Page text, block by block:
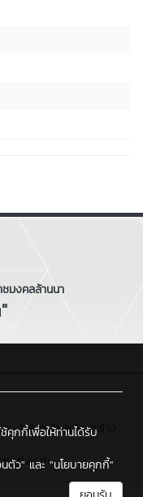
ชมงคลล้านนา
: 128 ถ.ห้วยแก้ว ต.ช้าง
คุกกี้เพื่อให้ท่านได้รับ
ตัว" และ "นโยบายคุกกี้"